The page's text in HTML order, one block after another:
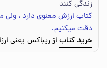
زندگی کنند
کتاب ارزش معنوی دارد ،
دقت میکنیم.
خرید کتاب از ریباکس یعنی